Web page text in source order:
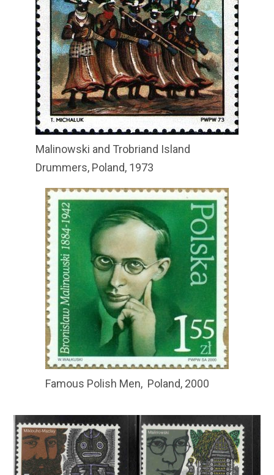
Malinowski and Trobriand Island
Drummers, Poland, 1973
Famous Polish Men, Poland, 2000